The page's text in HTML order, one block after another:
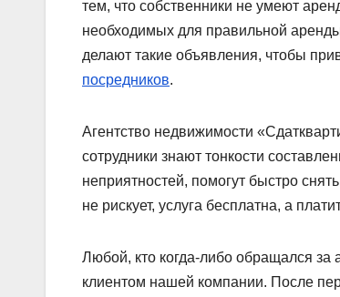
тем, что собственники не умеют
необходимых для правильной
делают такие объявления, чтобы
посредников.
Агентство недвижимости
сотрудники знают тонкости
неприятностей, помогут быстро
не рискует, услуга бесплатна, а
Любой, кто когда-либо обращался за
клиентом нашей компании. После